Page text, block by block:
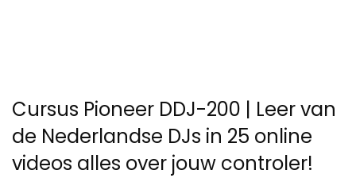
Cursus Pioneer DDJ-200 | Leer van
de Nederlandse DJs in 25 online
videos alles over jouw controler!